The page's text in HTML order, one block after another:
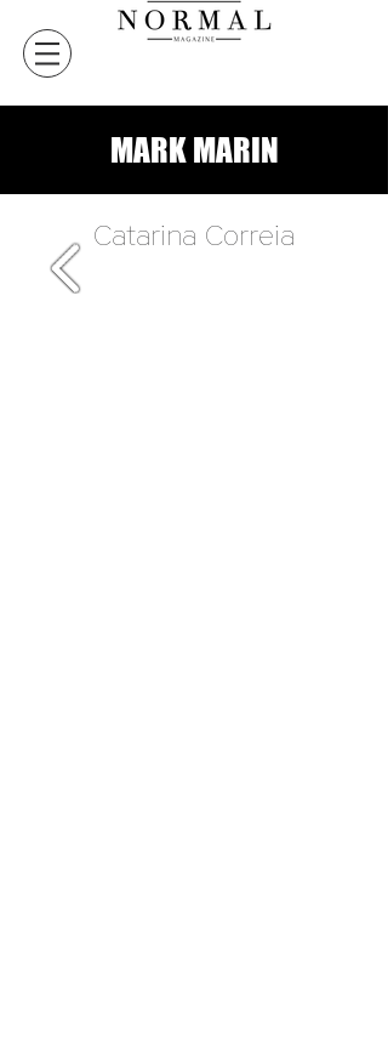
MARK MARIN
Catarina Correia